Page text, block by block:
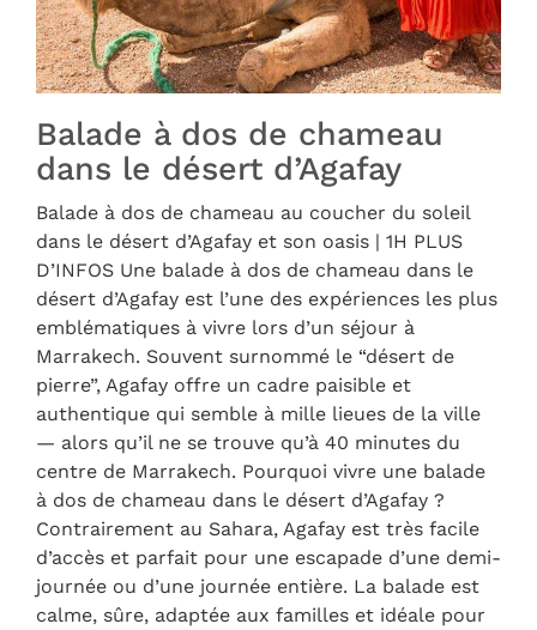
Balade à dos de chameau
dans le désert d’Agafay
Balade à dos de chameau au coucher du soleil
dans le désert d’Agafay et son oasis | 1H PLUS
D’INFOS Une balade à dos de chameau dans le
désert d’Agafay est l’une des expériences les plus
emblématiques à vivre lors d’un séjour à
Marrakech. Souvent surnommé le “désert de
pierre”, Agafay offre un cadre paisible et
authentique qui semble à mille lieues de la ville
— alors qu’il ne se trouve qu’à 40 minutes du
centre de Marrakech. Pourquoi vivre une balade
à dos de chameau dans le désert d’Agafay ?
Contrairement au Sahara, Agafay est très facile
d’accès et parfait pour une escapade d’une demi-
journée ou d’une journée entière. La balade est
calme, sûre, adaptée aux familles et idéale pour